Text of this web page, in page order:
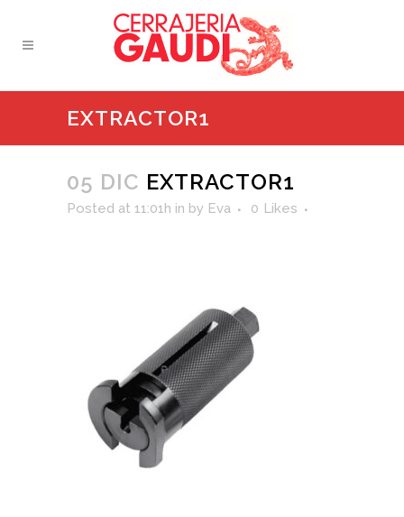
EXTRACTOR1
05 DIC EXTRACTOR1
Posted at 11:01h in by Eva 0 Likes